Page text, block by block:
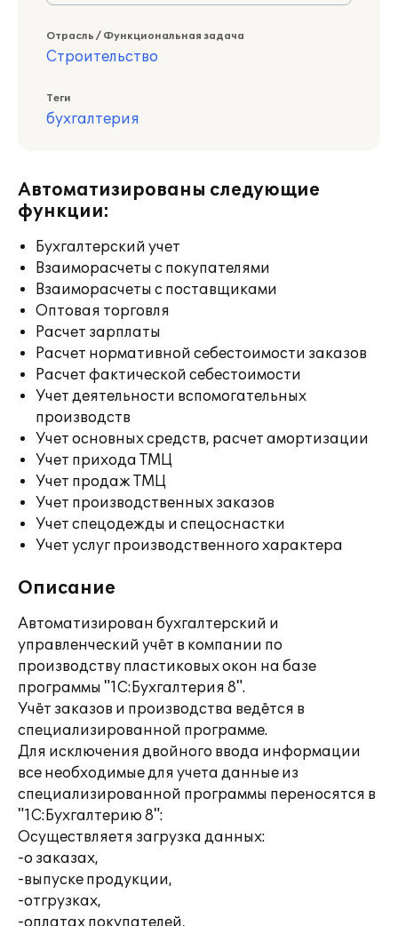
Отрасль / Функциональная задача
Строительство
Теги
бухгалтерия
Автоматизированы следующие
функции:
Бухгалтерский учет
Взаиморасчеты с покупателями
Взаиморасчеты с поставщиками
Оптовая торговля
Расчет зарплаты
Расчет нормативной себестоимости заказов
Расчет фактической себестоимости
Учет деятельности вспомогательных
производств
Учет основных средств, расчет амортизации
Учет прихода ТМЦ
Учет продаж ТМЦ
Учет производственных заказов
Учет спецодежды и спецоснастки
Учет услуг производственного характера
Описание
Автоматизирован бухгалтерский и
управленческий учёт в компании по
производству пластиковых окон на базе
программы "1С:Бухгалтерия 8".
Учёт заказов и производства ведётся в
специализированной программе.
Для исключения двойного ввода информации
все необходимые для учета данные из
специализированной программы переносятся в
"1С:Бухгалтерию 8":
Осуществляетя загрузка данных:
-о заказах,
-выпуске продукции,
-отгрузках,
-оплатах покупателей,